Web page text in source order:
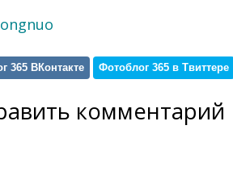
365 ВКонтакте Фотоблог 365 в Твиттере
комментарий